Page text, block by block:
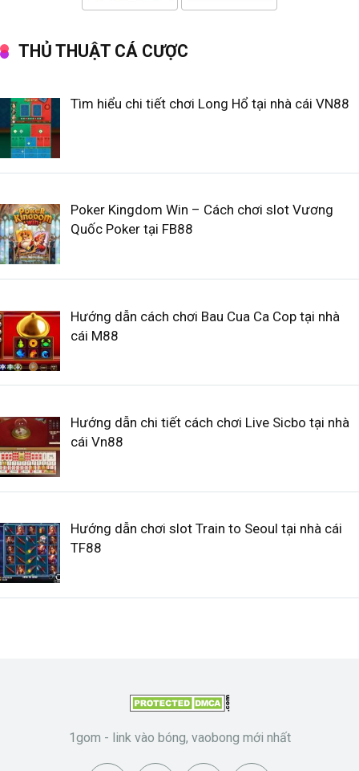
THỦ THUẬT CÁ CƯỢC
Tìm hiểu chi tiết chơi Long Hổ tại nhà cái VN88
Poker Kingdom Win – Cách chơi slot Vương
Quốc Poker tại FB88
Hướng dẫn cách chơi Bau Cua Ca Cop tại nhà
cái M88
Hướng dẫn chi tiết cách chơi Live Sicbo tại nhà
cái Vn88
Hướng dẫn chơi slot Train to Seoul tại nhà cái
TF88
1gom - link vào bóng, vaobong mới nhất